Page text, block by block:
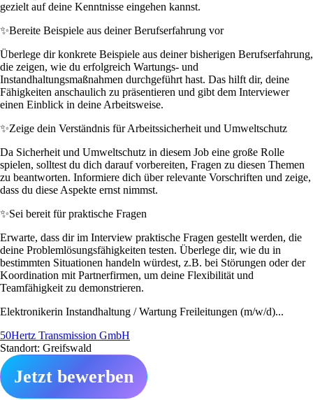
gezielt auf deine Kenntnisse eingehen kannst.
✨Bereite Beispiele aus deiner Berufserfahrung vor
Überlege dir konkrete Beispiele aus deiner bisherigen Berufserfahrung,
die zeigen, wie du erfolgreich Wartungs- und
Instandhaltungsmaßnahmen durchgeführt hast. Das hilft dir, deine
Fähigkeiten anschaulich zu präsentieren und gibt dem Interviewer
einen Einblick in deine Arbeitsweise.
✨Zeige dein Verständnis für Arbeitssicherheit und Umweltschutz
Da Sicherheit und Umweltschutz in diesem Job eine große Rolle
spielen, solltest du dich darauf vorbereiten, Fragen zu diesen Themen
zu beantworten. Informiere dich über relevante Vorschriften und zeige,
dass du diese Aspekte ernst nimmst.
✨Sei bereit für praktische Fragen
Erwarte, dass dir im Interview praktische Fragen gestellt werden, die
deine Problemlösungsfähigkeiten testen. Überlege dir, wie du in
bestimmten Situationen handeln würdest, z.B. bei Störungen oder der
Koordination mit Partnerfirmen, um deine Flexibilität und
Teamfähigkeit zu demonstrieren.
Elektronikerin Instandhaltung / Wartung Freileitungen (m/w/d)...
50Hertz Transmission GmbH
Standort: Greifswald
Jetzt bewerben